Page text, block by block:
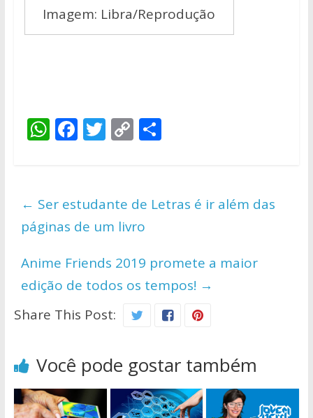
Imagem: Libra/Reprodução
W
s
A
p
p
F
b
o
o
k
T
er
C
y
Li
n
k
S
e
← Ser estudante de Letras é ir além das
páginas de um livro
Anime Friends 2019 promete a maior
edição de todos os tempos! →
Share This Post:
Você pode gostar também